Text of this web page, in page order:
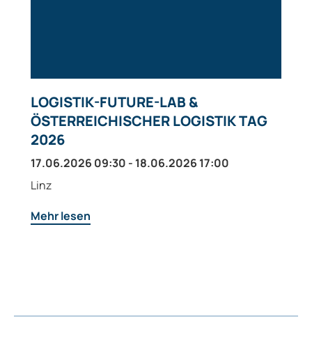
LOGISTIK-FUTURE-LAB &
ÖSTERREICHISCHER LOGISTIK TAG
2026
17.06.2026 09:30 - 18.06.2026 17:00
Linz
Mehr lesen